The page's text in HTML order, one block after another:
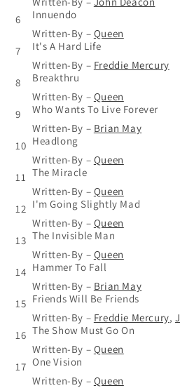
6
Innuendo
Written-By – Queen
7
It's A Hard Life
Written-By – Freddie Mercury
8
Breakthru
Written-By – Queen
9
Who Wants To Live Forever
Written-By – Brian May
10 Headlong
Written-By – Queen
11 The Miracle
Written-By – Queen
12 I'm Going Slightly Mad
Written-By – Queen
13 The Invisible Man
Written-By – Queen
14 Hammer To Fall
Written-By – Brian May
15 Friends Will Be Friends
Written-By – Freddie Mercury,
16 The Show Must Go On
Written-By – Queen
17 One Vision
Written-By – Queen